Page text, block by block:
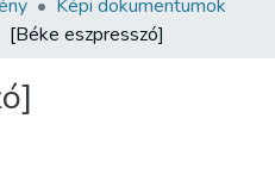
Képi dokumentumok
[Béke eszpresszó]